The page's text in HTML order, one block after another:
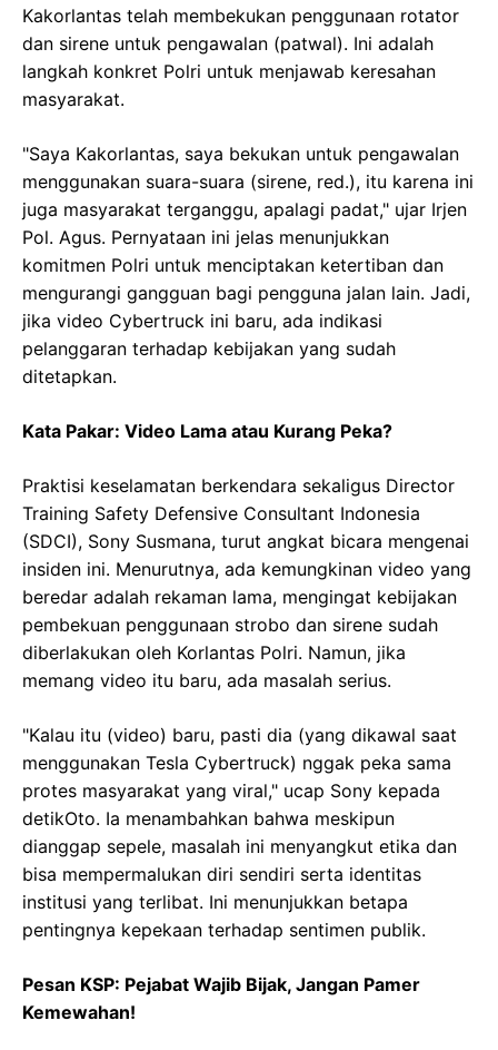
Kakorlantas telah membekukan penggunaan rotator
dan sirene untuk pengawalan (patwal). Ini adalah
langkah konkret Polri untuk menjawab keresahan
masyarakat.
"Saya Kakorlantas, saya bekukan untuk pengawalan
menggunakan suara-suara (sirene, red.), itu karena ini
juga masyarakat terganggu, apalagi padat," ujar Irjen
Pol. Agus. Pernyataan ini jelas menunjukkan
komitmen Polri untuk menciptakan ketertiban dan
mengurangi gangguan bagi pengguna jalan lain. Jadi,
jika video Cybertruck ini baru, ada indikasi
pelanggaran terhadap kebijakan yang sudah
ditetapkan.
Kata Pakar: Video Lama atau Kurang Peka?
Praktisi keselamatan berkendara sekaligus Director
Training Safety Defensive Consultant Indonesia
(SDCI), Sony Susmana, turut angkat bicara mengenai
insiden ini. Menurutnya, ada kemungkinan video yang
beredar adalah rekaman lama, mengingat kebijakan
pembekuan penggunaan strobo dan sirene sudah
diberlakukan oleh Korlantas Polri. Namun, jika
memang video itu baru, ada masalah serius.
"Kalau itu (video) baru, pasti dia (yang dikawal saat
menggunakan Tesla Cybertruck) nggak peka sama
protes masyarakat yang viral," ucap Sony kepada
detikOto. Ia menambahkan bahwa meskipun
dianggap sepele, masalah ini menyangkut etika dan
bisa mempermalukan diri sendiri serta identitas
institusi yang terlibat. Ini menunjukkan betapa
pentingnya kepekaan terhadap sentimen publik.
Pesan KSP: Pejabat Wajib Bijak, Jangan Pamer
Kemewahan!